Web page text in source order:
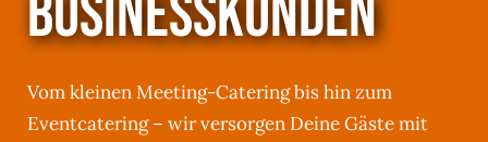
BUSINESSKUNDEN
Vom kleinen Meeting-Catering bis hin zum
Eventcatering – wir versorgen Deine Gäste mit